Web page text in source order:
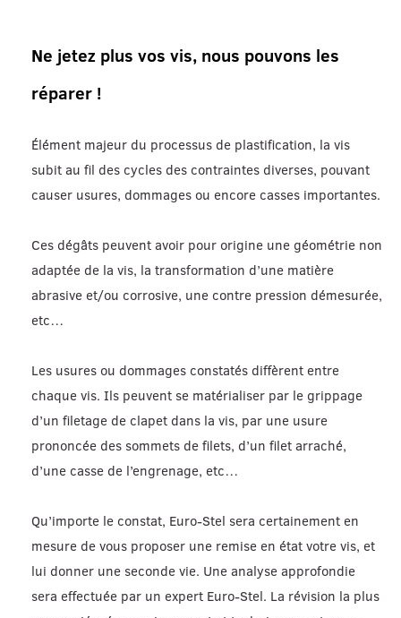
Ne jetez plus vos vis, nous pouvons les
réparer !
Élément majeur du processus de plastification, la vis
subit au fil des cycles des contraintes diverses, pouvant
causer usures, dommages ou encore casses importantes.
Ces dégâts peuvent avoir pour origine une géométrie non
adaptée de la vis, la transformation d’une matière
abrasive et/ou corrosive, une contre pression démesurée,
etc…
Les usures ou dommages constatés diffèrent entre
chaque vis. Ils peuvent se matérialiser par le grippage
d’un filetage de clapet dans la vis, par une usure
prononcée des sommets de filets, d’un filet arraché,
d’une casse de l’engrenage, etc…
Qu’importe le constat, Euro-Stel sera certainement en
mesure de vous proposer une remise en état votre vis, et
lui donner une seconde vie. Une analyse approfondie
sera effectuée par un expert Euro-Stel. La révision la plus